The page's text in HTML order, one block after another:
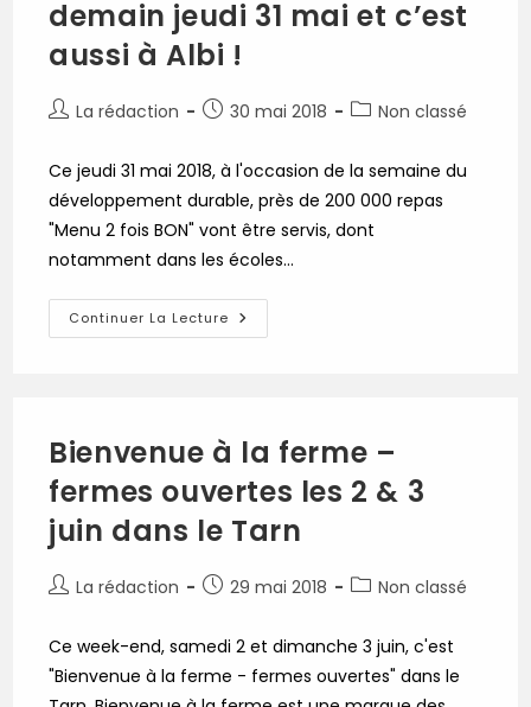
demain jeudi 31 mai et c’est
aussi à Albi !
Auteur/autrice
la
publication :
La rédaction
Publication
30 mai 2018
PostNon classé
Ce jeudi 31 mai 2018, à l'occasion de la semaine du
développement durable, près de 200 000 repas
"Menu 2 fois BON" vont être servis, dont
notamment dans les écoles…
Continuer La Lecture Menu
2
Jeudi
31
Mai
Et
C’est
Aussi
À
Bienvenue à la ferme –
fermes ouvertes les 2 & 3
juin dans le Tarn
Auteur/autrice
la
publication :
La rédaction
Publication
29 mai 2018
PostNon classé
Ce week-end, samedi 2 et dimanche 3 juin, c'est
"Bienvenue à la ferme - fermes ouvertes" dans le